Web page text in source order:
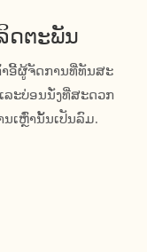
ດຕະພັນ
ອີ້ຜູ້ຈັດການທີ່ທັນສະ
ລະບ່ອນນັ່ງທີ່ສະດວກ
ເຫຼົ່ານັ້ນເປັນລົມ.